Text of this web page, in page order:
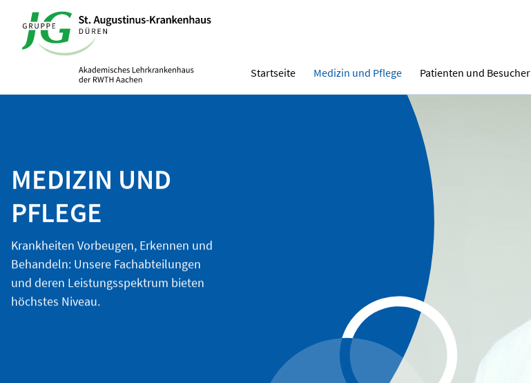
Startseite Medizin und Pflege Patienten und Besucher
MEDIZIN UND
PFLEGE
Krankheiten Vorbeugen, Erkennen und
Behandeln: Unsere Fachabteilungen
und deren Leistungsspektrum bieten
höchstes Niveau.